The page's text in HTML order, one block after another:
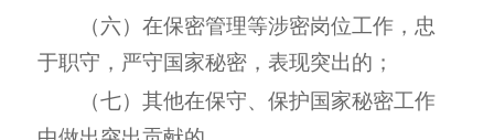
（六）在保密管理等涉密岗位工作，忠
于职守，严守国家秘密，表现突出的；
（七）其他在保守、保护国家秘密工作